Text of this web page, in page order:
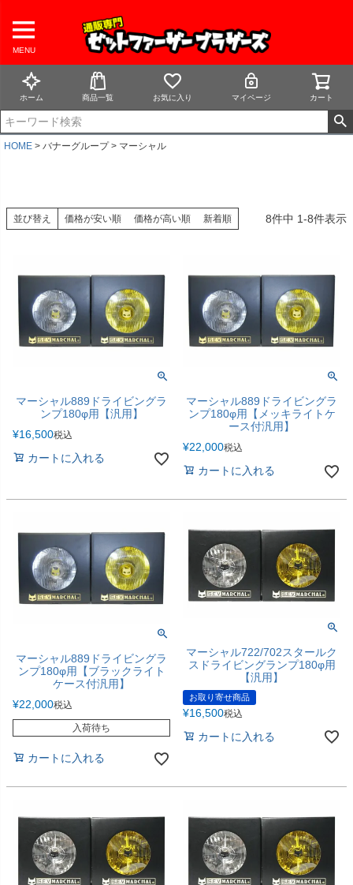
MENU
ホーム 商品一覧 お気に入り マイページ カート
HOME バナーグループ マーシャル
並び替え 価格が安い順 価格が高い順 新着順 8件中 1-8件表示
マーシャル889ドライビングラ
ンプ180φ用【汎用】
¥16,500税込
カートに入れる
マーシャル889ドライビングラ
ンプ180φ用【メッキライトケ
ース付汎用】
¥22,000税込
カートに入れる
マーシャル889ドライビングラ
ンプ180φ用【ブラックライト
ケース付汎用】
¥22,000税込
入荷待ち
カートに入れる
マーシャル722/702スタールク
スドライビングランプ180φ用
【汎用】
お取り寄せ商品
¥16,500税込
カートに入れる